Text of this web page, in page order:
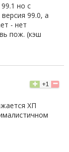
но с
99.0, а
- нет
пож. (кэш
+1
ХП